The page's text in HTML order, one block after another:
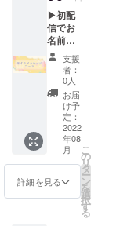
IREにて
使用さ
れてい
るハン
ドル
ネーム
を使用
させて
頂きま
すので
ご了承
くださ
い。ま
た、特
定の人
▶初配
信でお
名前表
示 ※初
配信で
記載し
たいお
名前と
読み方
を備考
欄に必
ずご記
入くだ
さい。
記入が
ない場
支援
者：
0人
お届
け予
定：
2022
年08
月
詳細を見る
こ
の
リ
タ
ー
ン
を
選
択
す
る